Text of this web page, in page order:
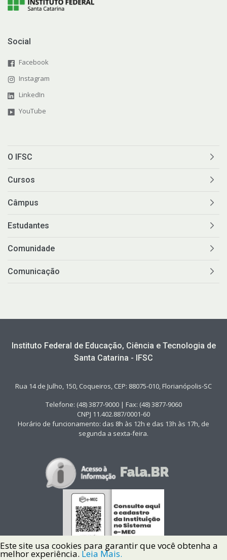
Social
Facebook
Instagram
LinkedIn
YouTube
O IFSC
Cursos
Câmpus
Estudantes
Comunidade
Comunicação
Instituto Federal de Educação, Ciência e Tecnologia de
Santa Catarina - IFSC
Rua 14 de Julho, 150, Coqueiros, CEP: 88075-010, Florianópolis-SC
Telefone: (48) 3877-9000 | Fax: (48) 3877-9060
CNPJ 11.402.887/0001-60
Horário de funcionamento: das 8h às 12h e das 13h às 17h, de
segunda a sexta-feira.
Este site usa cookies para garantir que você obtenha a
melhor experiência. Leia Mais.